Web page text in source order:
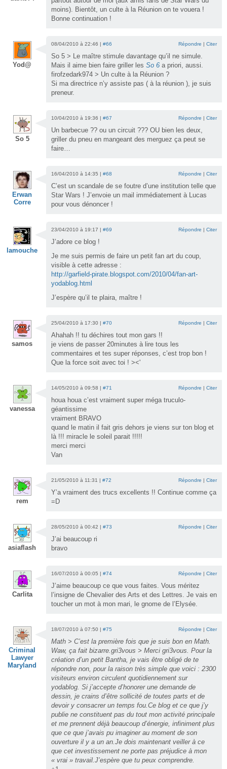
moins). Bientôt, un culte à la Réunion on te vouera !
Bonne continuation !
Yod@
08/04/2010 à 22:46 | #66 Répondre | Citer
So 5 > Le maître stimule davantage qu’il ne simule.
Mais il aime bien faire griller les So 6 a priori, aussi.
firofzedark974 > Un culte à la Réunion ?
Si ma directrice n’y assiste pas ( à la réunion ), je suis
preneur.
So 5
10/04/2010 à 19:36 | #67 Répondre | Citer
Un barbecue ?? ou un circuit ??? OU bien les deux,
griller du pneu en mangeant des merguez ça peut se
faire…
Erwan
Corre
16/04/2010 à 14:35 | #68 Répondre | Citer
C’est un scandale de se foutre d’une institution telle que
Star Wars ! J’envoie un mail immédiatement à Lucas
pour vous dénoncer !
lamouche
23/04/2010 à 19:17 | #69 Répondre | Citer
J’adore ce blog !
Je me suis permis de faire un petit fan art du coup,
visible à cette adresse :
http://garfield-pirate.blogspot.com/2010/04/fan-art-
yodablog.html
J’espère qu’il te plaira, maître !
samos
25/04/2010 à 17:30 | #70 Répondre | Citer
Ahahah !! tu déchires tout mon gars !!
je viens de passer 20minutes à lire tous les
commentaires et tes super réponses, c’est trop bon !
Que la force soit avec toi ! ><'
vanessa
14/05/2010 à 09:58 | #71 Répondre | Citer
houa houa c’est vraiment super méga truculo-
géantissime
vraiment BRAVO
quand le matin il fait gris dehors je viens sur ton blog et
là !!! miracle le soleil parait !!!!!
merci merci
Van
rem
21/05/2010 à 11:31 | #72 Répondre | Citer
Y’a vraiment des trucs excellents !! Continue comme ça
=D
asiaflash
28/05/2010 à 00:42 | #73 Répondre | Citer
J’ai beaucoup ri
bravo
Carlita
16/07/2010 à 00:05 | #74 Répondre | Citer
J’aime beaucoup ce que vous faites. Vous méritez
l’insigne de Chevalier des Arts et des Lettres. Je vais en
toucher un mot à mon mari, le gnome de l’Elysée.
Criminal
Lawyer
Maryland
18/07/2010 à 07:50 | #75 Répondre | Citer
Math > C’est la première fois que je suis bon en Math.
Waw, ça fait bizarre.gri3vous > Merci gri3vous. Pour la
création d’un petit Bantha, je vais être obligé de te
répondre non, pour la raison très simple que voici : 2300
visiteurs environ circulent quotidiennement sur
yodablog. Si j’accepte d’honorer une demande de
dessin, je crains d’être sollicité de toutes parts et de
devoir y consacrer un temps fou.Ce blog et ce que j’y
publie ne constituent pas du tout mon activité principale
et me prennent déjà beaucoup d’énergie, infiniment plus
que ce que j’avais pu imaginer au moment de son
ouverture il y a un an.Je dois maintenant veiller à ce
que cet investissement ne porte pas préjudice à mon
« vrai » travail.J’espère que tu peux comprendre.